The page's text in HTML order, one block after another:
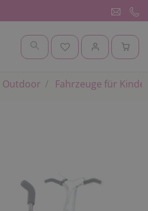
Outdoor Fahrzeuge für